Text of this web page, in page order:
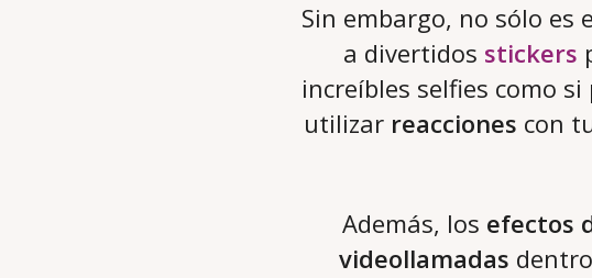
Sin embargo, no sólo es
a divertidos stickers
increíbles selfies como
utilizar reacciones con
Además, los efectos
videollamadas